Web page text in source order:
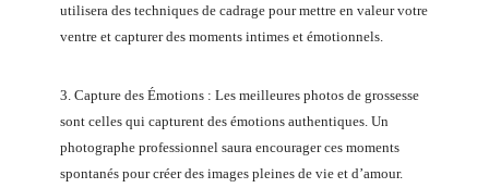
utilisera des techniques de cadrage pour mettre en valeur votre
ventre et capturer des moments intimes et émotionnels.
3. Capture des Émotions : Les meilleures photos de grossesse
sont celles qui capturent des émotions authentiques. Un
photographe professionnel saura encourager ces moments
spontanés pour créer des images pleines de vie et d’amour.